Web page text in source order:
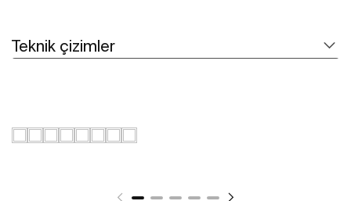
Teknik çizimler